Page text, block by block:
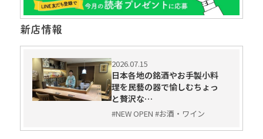
新店情報
2026.07.15
日本各地の銘酒やお手製小料
理を民藝の器で愉しむちょっ
と贅沢な…
#NEW OPEN #お酒・ワイン